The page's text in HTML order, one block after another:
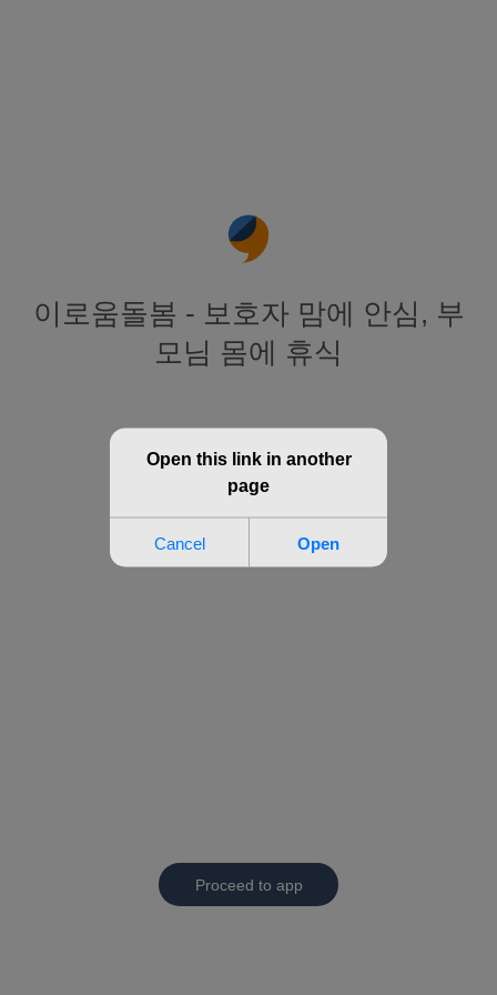
이로움돌봄 - 보호자 맘에 안심, 부
모님 몸에 휴식
Proceed to app